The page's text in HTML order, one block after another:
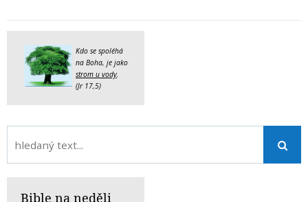
Kdo se spoléhá
na Boha, je jako
strom u vody.
(Jr 17,5)
Bible na neděli